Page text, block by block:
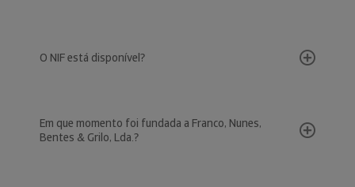
O NIF está disponível?
Em que momento foi fundada a Franco, Nunes,
Bentes & Grilo, Lda.?